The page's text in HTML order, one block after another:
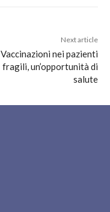
Next article
Vaccinazioni nei pazienti
fragili, un’opportunità di
salute